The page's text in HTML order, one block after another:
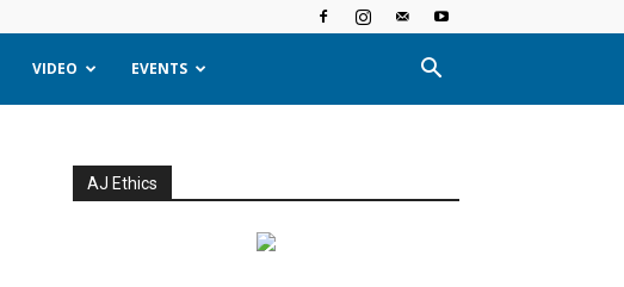
VIDEO EVENTS
AJ Ethics